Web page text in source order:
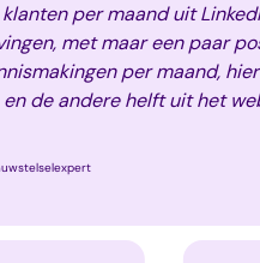
maand uit LinkedIn, 100
maar een paar posts,
per maand, hiervan is
helft uit het webinar."